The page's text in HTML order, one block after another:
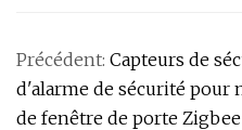
Précédent: Capteurs de
d'alarme de sécurité pour
de fenêtre de porte Zigbee